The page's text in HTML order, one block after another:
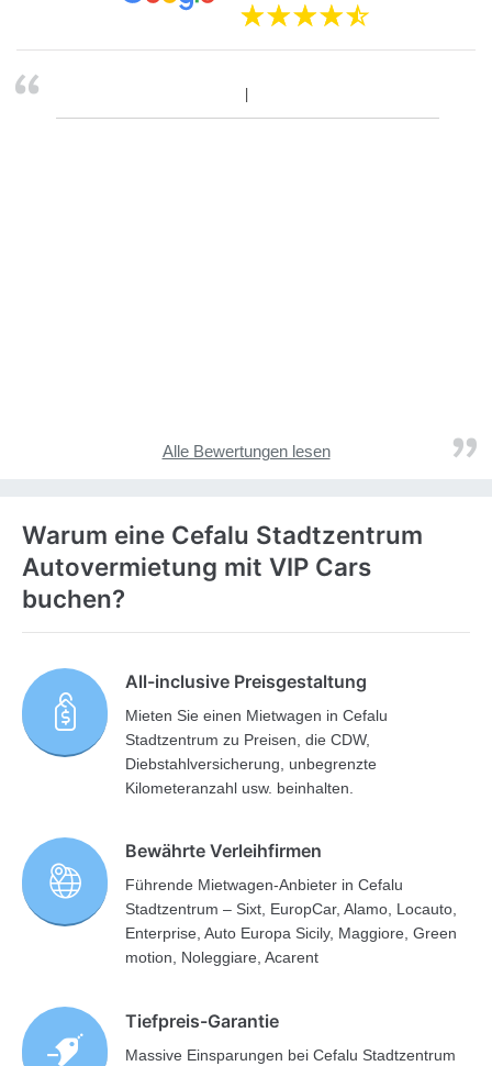
Alle Bewertungen lesen
Warum eine Cefalu Stadtzentrum
Autovermietung mit VIP Cars
buchen?
All-inclusive Preisgestaltung
Mieten Sie einen Mietwagen in Cefalu
Stadtzentrum zu Preisen, die CDW,
Diebstahlversicherung, unbegrenzte
Kilometeranzahl usw. beinhalten.
Bewährte Verleihfirmen
Führende Mietwagen-Anbieter in Cefalu
Stadtzentrum – Sixt, EuropCar, Alamo, Locauto,
Enterprise, Auto Europa Sicily, Maggiore, Green
motion, Noleggiare, Acarent
Tiefpreis-Garantie
Massive Einsparungen bei Cefalu Stadtzentrum